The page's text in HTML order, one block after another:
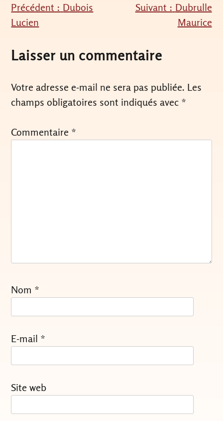
Navigation
de
l’article
Précédent : Dubois
Lucien
Suivant : Dubrulle
Maurice
Laisser un commentaire
Votre adresse e-mail ne sera pas publiée. Les
champs obligatoires sont indiqués avec *
Commentaire *
Nom *
E-mail *
Site web